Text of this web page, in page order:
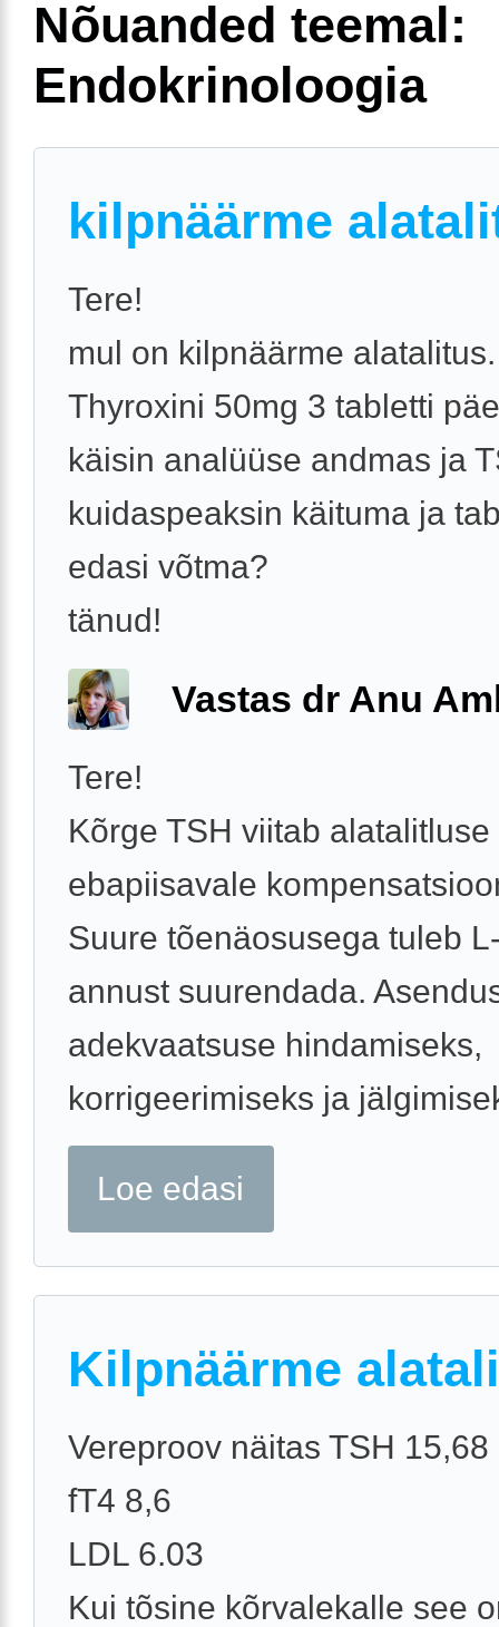
Nõuanded teemal:
Endokrinoloogia
kilpnäärme
Tere!
mul on kilpnäärme
Thyroxini 50mg 3 tabletti
käisin analüüse andmas ja
kuidaspeaksin käituma ja
edasi võtma?
tänud!
Vastas dr Anu
Tere!
Kõrge TSH viitab alatalitluse
ebapiisavale
Suure tõenäosusega tuleb
annust suurendada.
adekvaatsuse hindamiseks,
korrigeerimiseks ja
Loe edasi
Kilpnäärme
Vereproov näitas TSH 15,68
fT4 8,6
LDL 6.03
Kui tõsine kõrvalekalle see